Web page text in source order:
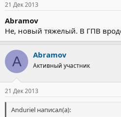
21 Дек 2013
Abramov
Не, новый тяжелый. В ГПВ
A Abramov
Активный участник
21 Дек 2013
Anduriel написал(а):